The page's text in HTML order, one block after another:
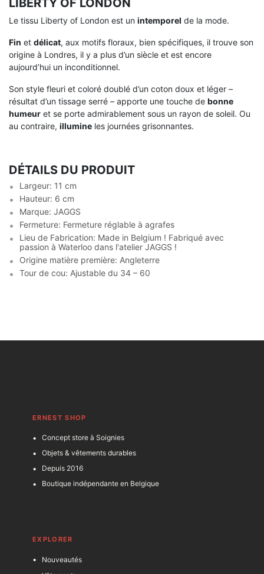
LIBERTY OF LONDON
Le tissu Liberty of London est un intemporel de la mode.
Fin et délicat, aux motifs floraux, bien spécifiques, il trouve son
origine à Londres, il y a plus d’un siècle et est encore
aujourd’hui un inconditionnel.
Son style fleuri et coloré doublé d’un coton doux et léger –
résultat d’un tissage serré – apporte une touche de bonne
humeur et se porte admirablement sous un rayon de soleil. Ou
au contraire, illumine les journées grisonnantes.
DÉTAILS DU PRODUIT
Largeur: 11 cm
Hauteur: 6 cm
Marque: JAGGS
Fermeture: Fermeture réglable à agrafes
Lieu de Fabrication: Made in Belgium ! Fabriqué avec
passion à Waterloo dans l'atelier JAGGS !
Origine matière première: Angleterre
Tour de cou: Ajustable du 34 – 60
ERNEST SHOP
Concept store à Soignies
Objets & vêtements durables
Depuis 2016
Boutique indépendante en Belgique
EXPLORER
Nouveautés